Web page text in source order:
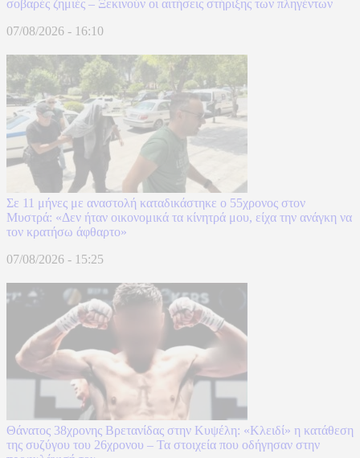
σοβαρές ζημιές – Ξεκινούν οι αιτήσεις στήριξης των πληγέντων
07/08/2026 - 16:10
Σε 11 μήνες με αναστολή καταδικάστηκε ο 55χρονος στον
Μυστρά: «Δεν ήταν οικονομικά τα κίνητρά μου, είχα την ανάγκη να
τον κρατήσω άφθαρτο»
07/08/2026 - 15:25
Θάνατος 38χρονης Βρετανίδας στην Κυψέλη: «Κλειδί» η κατάθεση
της συζύγου του 26χρονου – Τα στοιχεία που οδήγησαν στην